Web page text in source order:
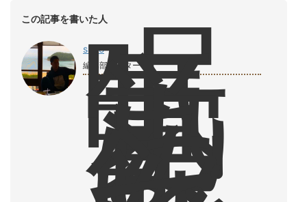
この記事を書いた人
shiro
編集部ライター
眠
気
覚
ま
し